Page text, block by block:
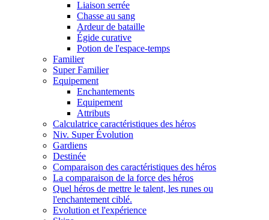
Liaison serrée
Chasse au sang
Ardeur de bataille
Égide curative
Potion de l'espace-temps
Familier
Super Familier
Equipement
Enchantements
Equipement
Attributs
Calculatrice caractéristiques des héros
Niv. Super Évolution
Gardiens
Destinée
Comparaison des caractéristiques des héros
La comparaison de la force des héros
Quel héros de mettre le talent, les runes ou
l'enchantement ciblé.
Evolution et l'expérience